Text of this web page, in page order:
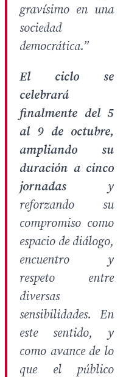
gravísimo en una
sociedad
democrática.”
El ciclo se
celebrará
finalmente del 5
al 9 de octubre,
ampliando su
duración a cinco
jornadas y
reforzando su
compromiso como
espacio de diálogo,
encuentro y
respeto entre
diversas
sensibilidades. En
este sentido, y
como avance de lo
que el público